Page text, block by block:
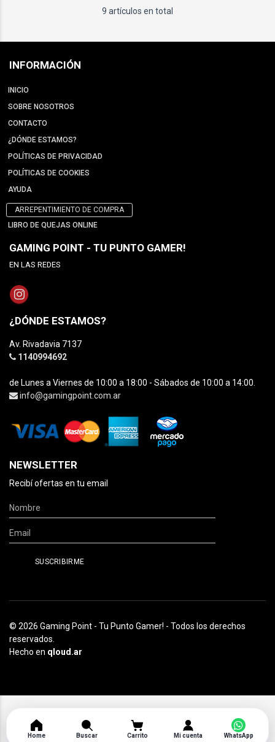
9 artículos en total
INFORMACIÓN
INICIO
SOBRE NOSOTROS
CONTACTO
¿DÓNDE ESTAMOS?
POLÍTICAS DE PRIVACIDAD
POLÍTICAS DE COOKIES
AYUDA
ARREPENTIMIENTO DE COMPRA
LIBRO DE QUEJAS ONLINE
GAMING POINT - TU PUNTO GAMER!
EN LAS REDES
¿DÓNDE ESTAMOS?
Av. Rivadavia 7137
1140994692
de Lunes a Viernes de 10:00 a 18:00 - Sábados de 10:00 a 14:00.
info@gamingpoint.com.ar
NEWSLETTER
Recibí ofertas en tu email
© 2026 Gaming Point - Tu Punto Gamer! - Todos los derechos
reservados.
Hecho en qloud.ar
Home Buscar Carrito Mi cuenta